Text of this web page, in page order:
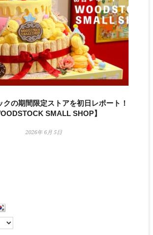
クの期間限定ストアを初日レポート！
SMALL SHOP】
2026年 6月 5日